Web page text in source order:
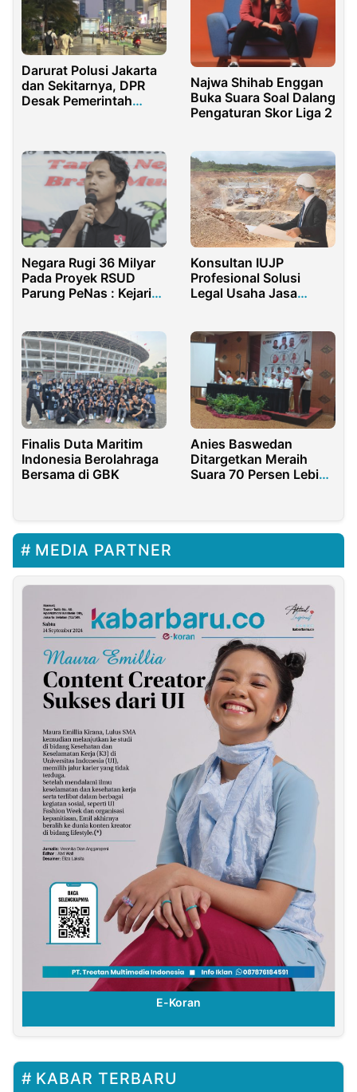
Darurat Polusi Jakarta
dan Sekitarnya, DPR
Desak Pemerintah
Najwa Shihab Enggan
Buka Suara Soal Dalang
Pengaturan Skor Liga 2
Negara Rugi 36 Milyar
Pada Proyek RSUD
Parung PeNas : Kejari
Konsultan IUJP
Profesional Solusi
Legal Usaha Jasa
Finalis Duta Maritim
Indonesia Berolahraga
Bersama di GBK
Anies Baswedan
Ditargetkan Meraih
Suara 70 Persen Lebih
MEDIA PARTNER
E-Koran
KABAR TERBARU